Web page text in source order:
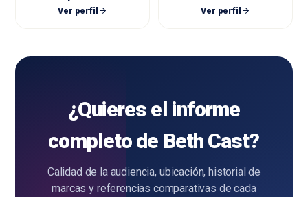
Ver perfil Ver perfil
¿Quieres el informe
completo de Beth Cast?
Calidad de la audiencia, ubicación, historial de
marcas y referencias comparativas de cada